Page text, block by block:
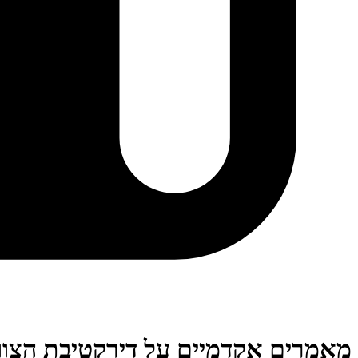
מאמרים אקדמיים על דירקטיבת